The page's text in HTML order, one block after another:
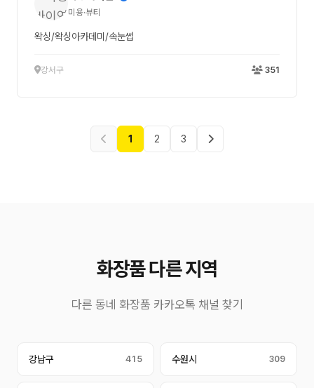
미용·뷰티
왁싱/왁싱아카데미/속눈썹
강서구 351
1 2 3
화장품 다른 지역
다른 동네 화장품 카카오톡 채널 찾기
강남구 415 수원시 309